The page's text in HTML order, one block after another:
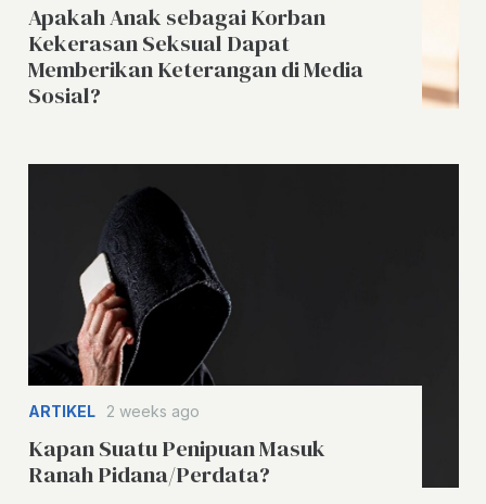
Apakah Anak sebagai Korban
Kekerasan Seksual Dapat
Memberikan Keterangan di Media
Sosial?
ARTIKEL 2 weeks ago
Kapan Suatu Penipuan Masuk
Ranah Pidana/Perdata?